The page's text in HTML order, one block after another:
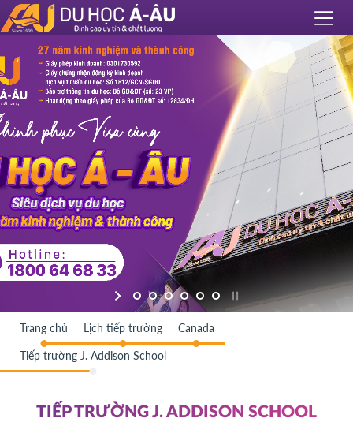
Trang chủ Lịch tiếp trường Canada
Tiếp trường J. Addison School
TIẾP TRƯỜNG J. ADDISON SCHOOL